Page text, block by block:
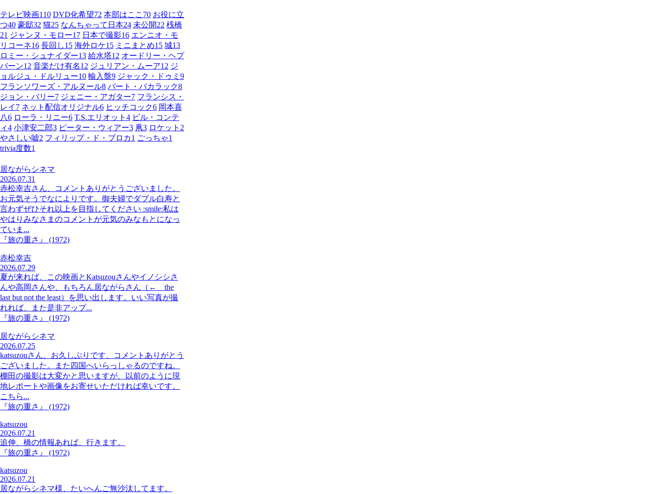
テレビ映画110 DVD化希望72 本部はここ 70 お役に立
つ40 豪邸32 猫25 なんちゃって日本24 未公開22 桟橋
21 ジャンヌ・モロー17 日本で撮影16 エンニオ・モ
リコーネ16 長回し15 海外ロケ15 ミニまとめ15 城13
ロミー・シュナイダー13 給水塔12 オードリー・ヘプ
バーン12 音楽だけ有名12 ジュリアン・ムーア12 ジ
ョルジュ・ドルリュー10 輸入盤9 ジャック・ドゥミ 9
フランソワーズ・アルヌール8 バート・バカラック8
ジョン・バリー7 ジェニー・アガター7 フランシス・
レイ 7 ネット配信オリジナル6 ヒッチコック6 岡本喜
八6 ローラ・リニー6 T.S.エリオット 4 ビル・コンテ
ィ4 小津安二郎3 ピーター・ウィアー3 凧3 ロケット 2
やさしい嘘2 フィリップ・ド・ブロカ1 ごっちゃ1
trivia度数1
居ながらシネマ
2026.07.31
赤松幸吉さん、コメントありがとうございました。
お元気そうでなによりです。御夫婦でダブル白寿と
言わずぜひそれ以上を目指してください :smile:私は
やはりみなさまのコメントが元気のみなもとになっ
ていま...
『旅の重さ』 (1972)
赤松幸吉
2026.07.29
夏が来れば、この映画とKatsuzouさんやイノシシさ
んや高岡さんや、もちろん居ながらさん（← the
last but not the least）を思い出します。いい写真が撮
れれば、また是非アップ...
『旅の重さ』 (1972)
居ながらシネマ
2026.07.25
katsuzouさん、お久しぶりです、コメントありがとう
ございました。また四国へいらっしゃるのですね。
棚田の撮影は大変かと思いますが、以前のように現
地レポートや画像をお寄せいただければ幸いです。
こちら...
『旅の重さ』 (1972)
katsuzou
2026.07.21
追伸、橋の情報あれば、行きます。
『旅の重さ』 (1972)
katsuzou
2026.07.21
居ながらシネマ様、たいへんご無沙汰してます。